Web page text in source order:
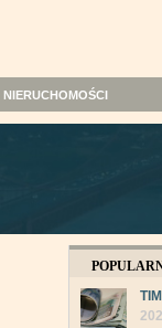
NIERUCHOMOŚCI